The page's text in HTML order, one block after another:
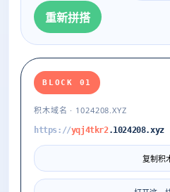
重新拼搭
BLOCK 01
积木域名 · 1024208.XYZ
https://yqj4tkr2.1024208.xyz
复制积